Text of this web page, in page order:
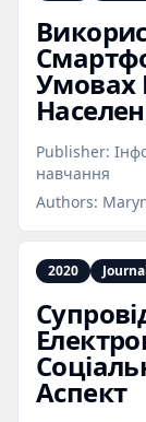
Умовах
Publisher:
навчання
Authors:
2020
Аспект